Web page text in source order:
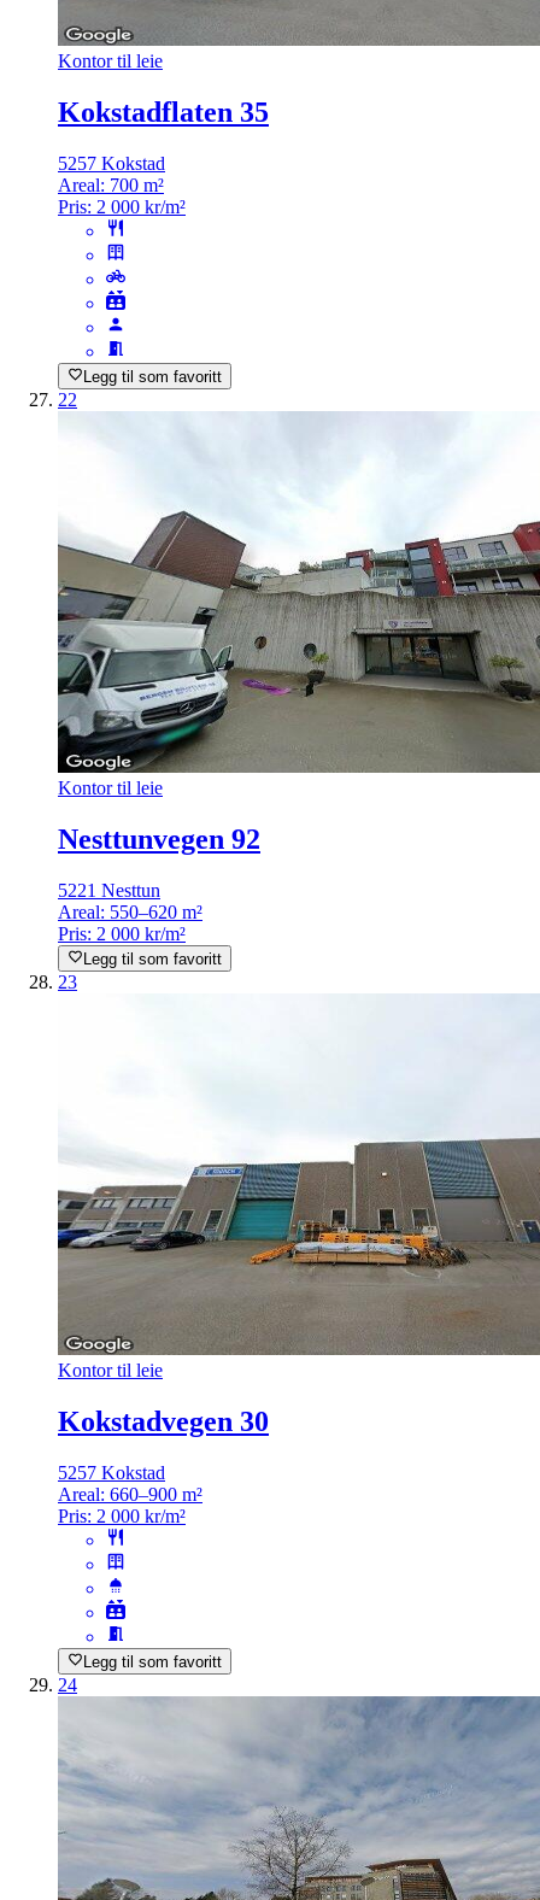
Kontor til leie
Kokstadflaten 35
5257 Kokstad
Areal: 700 m²
Pris: 2 000 kr/m²
Legg til som favoritt
22
Kontor til leie
Nesttunvegen 92
5221 Nesttun
Areal: 550–620 m²
Pris: 2 000 kr/m²
Legg til som favoritt
23
Kontor til leie
Kokstadvegen 30
5257 Kokstad
Areal: 660–900 m²
Pris: 2 000 kr/m²
Legg til som favoritt
24